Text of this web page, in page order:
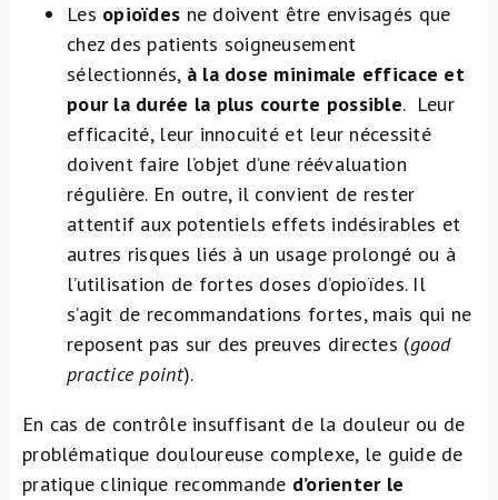
Les opioïdes ne doivent être envisagés que
chez des patients soigneusement
sélectionnés, à la dose minimale efficace et
pour la durée la plus courte possible. Leur
efficacité, leur innocuité et leur nécessité
doivent faire l’objet d’une réévaluation
régulière. En outre, il convient de rester
attentif aux potentiels effets indésirables et
autres risques liés à un usage prolongé ou à
l’utilisation de fortes doses d’opioïdes. Il
s’agit de recommandations fortes, mais qui ne
reposent pas sur des preuves directes (good
practice point).
En cas de contrôle insuffisant de la douleur ou de
problématique douloureuse complexe, le guide de
pratique clinique recommande d’orienter le